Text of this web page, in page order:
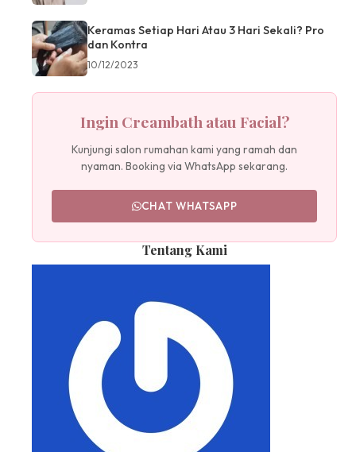
Keramas Setiap Hari Atau 3 Hari Sekali? Pro
dan Kontra
10/12/2023
Ingin Creambath atau Facial?
Kunjungi salon rumahan kami yang ramah dan
nyaman. Booking via WhatsApp sekarang.
CHAT WHATSAPP
Tentang Kami